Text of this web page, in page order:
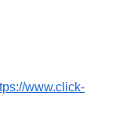
www.click-